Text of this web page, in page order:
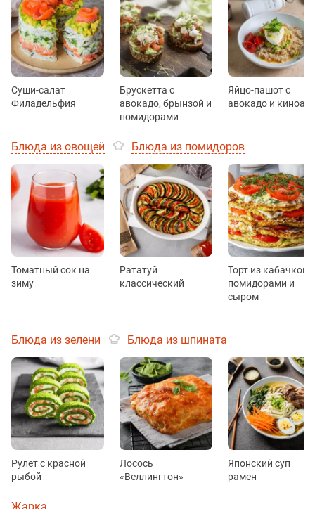
Суши-салат
Филадельфия
Брускетта с
авокадо, брынзой и
помидорами
Яйцо-пашот с
авокадо и киноа
Блюда из овощей Блюда из помидоров
Томатный сок на
зиму
Рататуй
классический
Торт из кабачков с
помидорами и
сыром
Блюда из зелени Блюда из шпината
Рулет с красной
рыбой
Лосось
«Веллингтон»
Японский суп
рамен